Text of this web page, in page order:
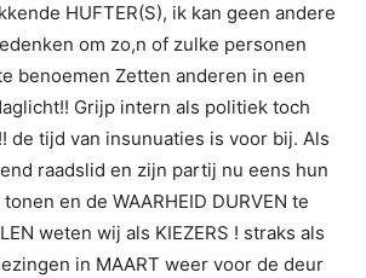
HUFTER(S), ik kan geen andere
om zo,n of zulke personen
benoemen Zetten anderen in een
Grijp intern als politiek toch
de tijd van insunuaties is voor bij. Als
raadslid en zijn partij nu eens hun
tonen en de WAARHEID DURVEN te
weten wij als KIEZERS ! straks als
in MAART weer voor de deur